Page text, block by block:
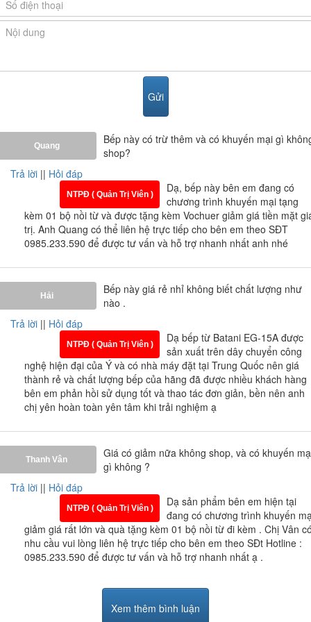
điều khiển sẽ vô hiệu hóa tuy chỉ có nút nguồn (on/ off)
sử dụng được. Chức năng này rất thích hợp khi bạn
muốn làm những công việc gì đó mà có trẻ nhỏ ỏ gần
- Chức năng hẹn thời gian: Với chức năng này không
trình nấu, với những món ăn cần thời gian đun bao
nhiêu phút bạn có thể nhấn phím và cài đặt thời gian,
bếp sẽ tự động nấu khi thời gian hẹn giờ kết thúc.
- Tự động tắt bếp sau 2 giờ nếu không sử dụng. Với
chứng năng này bạn có thể hoàn toàn yên tam khi vô
tình không tắt bếp.
- Chức năng bảo vệ cảnh báo khi quá tải quá áp giúp
ổn định nguồn điện trong gia đình bạn.
Kích thước lắp bếp:
- Kích thước mặt kính: 736 x 416 mm
- Kích thước khoét đá: 67 x 39 mm
Giấy chứng nhận Nội Thất Phương Đông
Nội Thất Phương Đông là đại lý được ủy quyền của
hãngbếp từ Batani chính hãngtừ nhiều năm nay.
Luôn cập nhật những mẫu mã bếp mới và tốt nhất
đến tay người tiêu dùng. Không những chọn được
- Chiết khấu trực tiếp bằng tiền mặt trên giá niêm yết
Quang
Bếp này có trừ thêm và có khuyến mại gì
shop?
Trả lời || Hỏi đáp
NTPĐ ( Quản Trị Viên )
Dạ, bếp này bên em đang có
chương trình khuyến mại tạng
kèm 01 bộ nồi từ và được tặng kèm Vochuer giảm giá tiền mặt
trị. Anh Quang có thể liên hệ trực tiếp cho bên em theo SĐT
0985.233.590 để được tư vấn và hỗ trợ nhanh nhất anh nhé
Hải
Bếp này giá rẻ nhỉ không biết chất lượng như
nào .
Trả lời || Hỏi đáp
NTPĐ ( Quản Trị Viên )
Dạ bếp từ Batani EG-15A được
sản xuất trên dây chuyển công
nghệ hiện đại của Ý và có nhà máy đặt tại Trung Quốc nên giá
thành rẻ và chất lượng bếp của hãng đã được nhiều khách hàng
bên em phản hồi sử dụng tốt và thao tác đơn giản, bền nên anh
chị yên hoàn toàn yên tâm khi trải nghiệm ạ
Thanh Vân
Giá có giảm nữa không shop, và có khuyến
gì không ?
Trả lời || Hỏi đáp
NTPĐ ( Quản Trị Viên )
Dạ sản phẩm bên em hiện tại
đang có chương trình khuyến
giảm giá rất lớn và quà tặng kèm 01 bộ nồi từ đi kèm . Chị Vân
nhu cầu vui lòng liên hệ trực tiếp cho bên em theo SĐt Hotline :
0985.233.590 để được tư vấn và hỗ trợ nhanh nhất ạ .
Xem thêm bình luận